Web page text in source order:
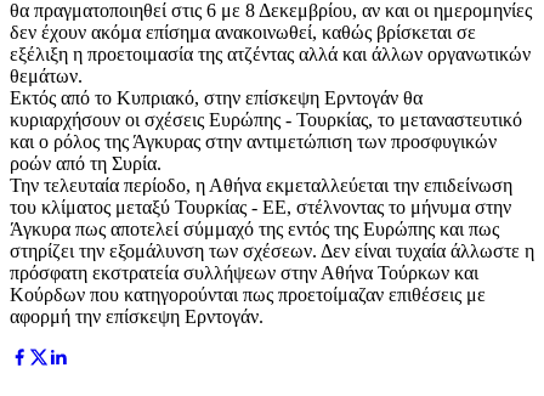
θα πραγματοποιηθεί στις 6 με 8 Δεκεμβρίου, αν και οι ημερομηνίες
δεν έχουν ακόμα επίσημα ανακοινωθεί, καθώς βρίσκεται σε
εξέλιξη η προετοιμασία της ατζέντας αλλά και άλλων οργανωτικών
θεμάτων.
Εκτός από το Κυπριακό, στην επίσκεψη Ερντογάν θα
κυριαρχήσουν οι σχέσεις Ευρώπης - Τουρκίας, το μεταναστευτικό
και ο ρόλος της Άγκυρας στην αντιμετώπιση των προσφυγικών
ροών από τη Συρία.
Την τελευταία περίοδο, η Αθήνα εκμεταλλεύεται την επιδείνωση
του κλίματος μεταξύ Τουρκίας - ΕΕ, στέλνοντας το μήνυμα στην
Άγκυρα πως αποτελεί σύμμαχό της εντός της Ευρώπης και πως
στηρίζει την εξομάλυνση των σχέσεων. Δεν είναι τυχαία άλλωστε η
πρόσφατη εκστρατεία συλλήψεων στην Αθήνα Τούρκων και
Κούρδων που κατηγορούνται πως προετοίμαζαν επιθέσεις με
αφορμή την επίσκεψη Ερντογάν.